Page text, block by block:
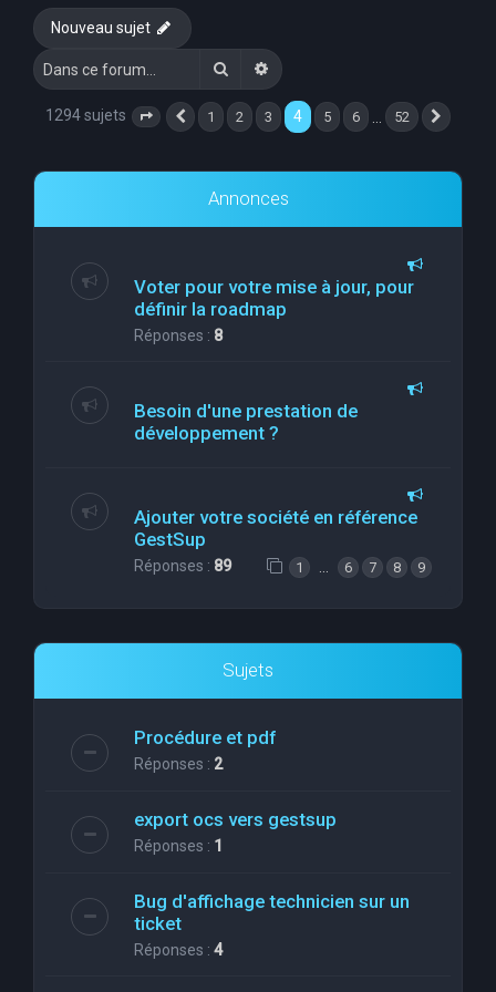
Nouveau sujet
RechercherRecherche avancée
1294 sujets Page 4 sur 52
Précédente
1 2 3 4 5 6 52
Annonces
Voter pour votre mise à jour, pour
définir la roadmap
Réponses : 8
Besoin d'une prestation de
développement ?
Ajouter votre société en référence
GestSup
Réponses : 89 1 … 6 7 8 9
Sujets
Procédure et pdf
Réponses : 2
export ocs vers gestsup
Réponses : 1
Bug d'affichage technicien sur un
ticket
Réponses : 4